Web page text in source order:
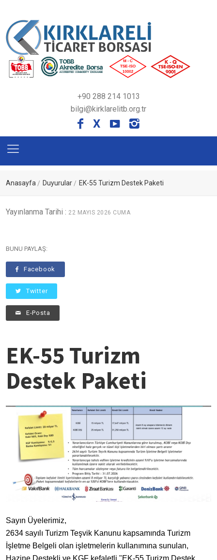
+90 288 214 1013
bilgi@kirklarelitb.org.tr
X
Anasayfa Duyurular EK-55 Turizm Destek Paketi
Yayınlanma Tarihi : 22 MAYIS 2026 CUMA
BUNU PAYLAŞ:
Facebook
Twitter
E-Posta
EK-55 Turizm
Destek Paketi
Sayın Üyelerimiz,
​2634 sayılı Turizm Teşvik Kanunu kapsamında Turizm
İşletme Belgeli olan işletmelerin kullanımına sunulan,
Hazine Destekli ve KGF kefaletli "EK-55 Turizm Destek